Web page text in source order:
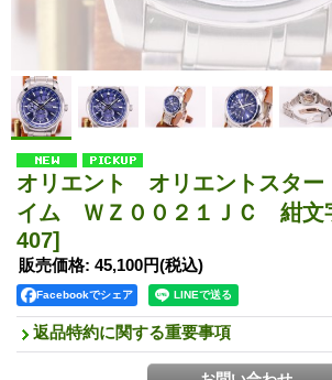
オリエント オリエントスタ
イム ＷＺ００２１ＪＣ 紺文
407]
販売価格: 45,100円(税込)
Facebookでシェア
返品特約に関する重要事項